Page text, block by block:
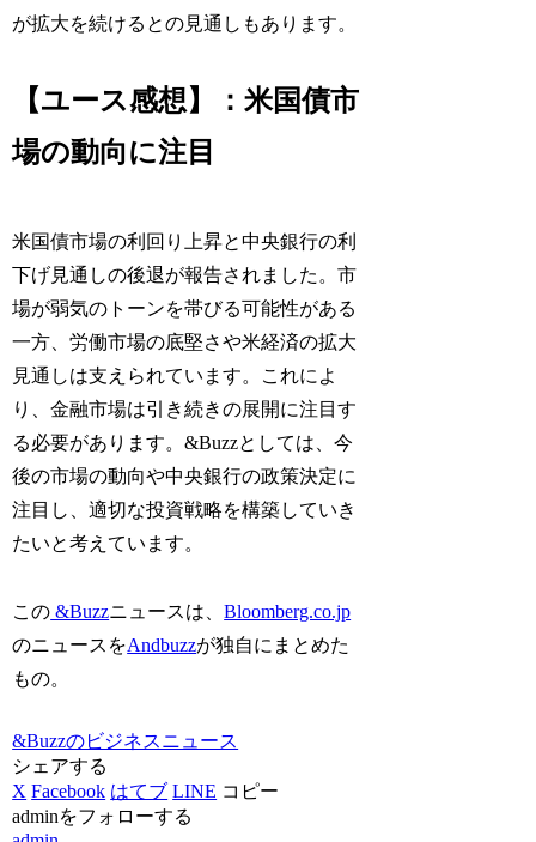
が拡大を続けるとの見通しもあります。
【ユース感想】：米国債市
場の動向に注目
米国債市場の利回り上昇と中央銀行の利
下げ見通しの後退が報告されました。市
場が弱気のトーンを帯びる可能性がある
一方、労働市場の底堅さや米経済の拡大
見通しは支えられています。これによ
り、金融市場は引き続きの展開に注目す
る必要があります。&Buzzとしては、今
後の市場の動向や中央銀行の政策決定に
注目し、適切な投資戦略を構築していき
たいと考えています。
この &Buzzニュースは、Bloomberg.co.jp
のニュースをAndbuzzが独自にまとめた
もの。
&Buzzのビジネスニュース
シェアする
X Facebook はてブ LINE コピー
adminをフォローする